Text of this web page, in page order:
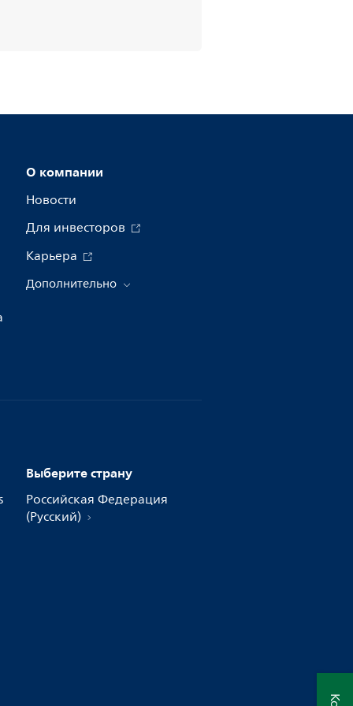
О компании
Новости
Для инвесторов
Карьера
Дополнительно
Выберите страну
Российская Федерация
(Русский)